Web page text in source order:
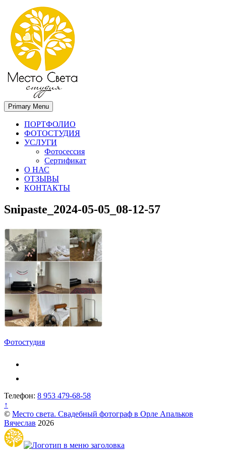
Место света. Свадебный фотограф в Орле Апальков Вячеслав
Свадебный фотограф в Орле
Primary Menu
ПОРТФОЛИО
ФОТОСТУДИЯ
УСЛУГИ
Фотосессия
Сертификат
О НАС
ОТЗЫВЫ
КОНТАКТЫ
Snipaste_2024-05-05_08-12-57
Навигация
Фотостудия
Телефон: 8 953 479-68-58
↑
© Место света. Свадебный фотограф в Орле Апальков
Вячеслав 2026